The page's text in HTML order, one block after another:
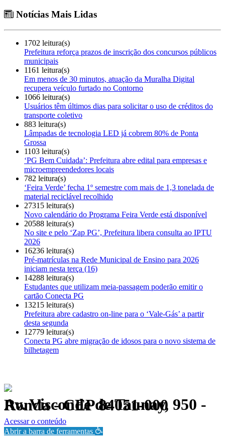
Notícias Mais Lidas
1702 leitura(s)
Prefeitura reforça prazos de inscrição dos concursos públicos
municipais
1161 leitura(s)
Em menos de 30 minutos, atuação da Muralha Digital
recupera veículo furtado no Contorno
1066 leitura(s)
Usuários têm últimos dias para solicitar o uso de créditos do
transporte coletivo
883 leitura(s)
Lâmpadas de tecnologia LED já cobrem 80% de Ponta
Grossa
1103 leitura(s)
‘PG Bem Cuidada’: Prefeitura abre edital para empresas e
microempreendedores locais
782 leitura(s)
‘Feira Verde’ fecha 1º semestre com mais de 1,3 tonelada de
material reciclável recolhido
27315 leitura(s)
Novo calendário do Programa Feira Verde está disponível
20588 leitura(s)
No site e pelo ‘Zap PG’, Prefeitura libera consulta ao IPTU
2026
16236 leitura(s)
Pré-matrículas na Rede Municipal de Ensino para 2026
iniciam nesta terça (16)
14288 leitura(s)
Estudantes que utilizam meia-passagem poderão emitir o
cartão Conecta PG
13215 leitura(s)
Prefeitura abre cadastro on-line para o ‘Vale-Gás’ a partir
desta segunda
12779 leitura(s)
Conecta PG abre migração de idosos para o novo sistema de
bilhetagem
Av. Visconde de Taunay, 950 - Ronda - CEP 84051-000
Política de Privacidade.
Acessar o conteúdo
Abrir a barra de ferramentas